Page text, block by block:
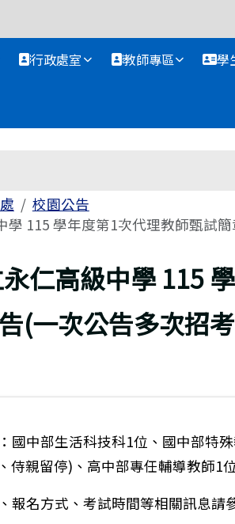
網
行政處室 教師專區 學
校園公告
學 115 學年度第1次代理教師甄試
仁高級中學 115
(一次公告多次招
國中部生活科技科1位、國中部特
侍親留停)、高中部專任輔導教師1
報名方式、考試時間等相關訊息請